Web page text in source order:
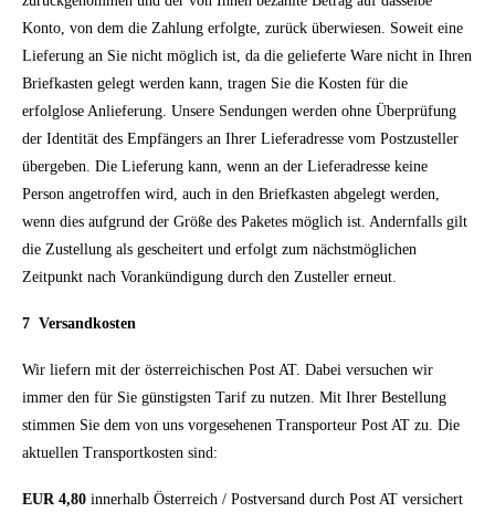
Konto, von dem die Zahlung erfolgte, zurück überwiesen. Soweit eine
Lieferung an Sie nicht möglich ist, da die gelieferte Ware nicht in Ihren
Briefkasten gelegt werden kann, tragen Sie die Kosten für die
erfolglose Anlieferung. Unsere Sendungen werden ohne Überprüfung
der Identität des Empfängers an Ihrer Lieferadresse vom Postzusteller
übergeben. Die Lieferung kann, wenn an der Lieferadresse keine
Person angetroffen wird, auch in den Briefkasten abgelegt werden,
wenn dies aufgrund der Größe des Paketes möglich ist. Andernfalls gilt
die Zustellung als gescheitert und erfolgt zum nächstmöglichen
Zeitpunkt nach Vorankündigung durch den Zusteller erneut.
7 Versandkosten
Wir liefern mit der österreichischen Post AT. Dabei versuchen wir
immer den für Sie günstigsten Tarif zu nutzen. Mit Ihrer Bestellung
stimmen Sie dem von uns vorgesehenen Transporteur Post AT zu. Die
aktuellen Transportkosten sind:
EUR 4,80 innerhalb Österreich / Postversand durch Post AT versichert